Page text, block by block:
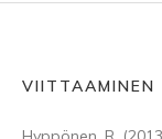
VIITTAAMINEN